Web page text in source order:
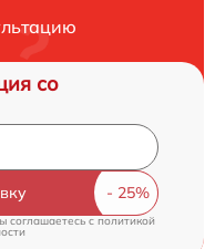
со
соглашаетесь cполитикой